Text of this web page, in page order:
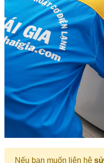
Nếu bạn muốn liên hệ